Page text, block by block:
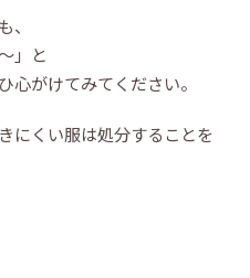
」と
心がけてみてください。
にくい服は処分することを